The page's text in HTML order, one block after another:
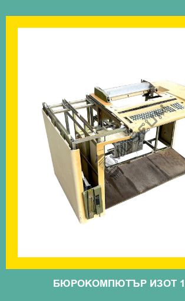
БЮРОКОМПЮТЪР ИЗОТ